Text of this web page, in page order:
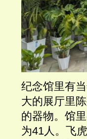
纪念馆里有
大的展厅里
的器物。馆
为41人。飞